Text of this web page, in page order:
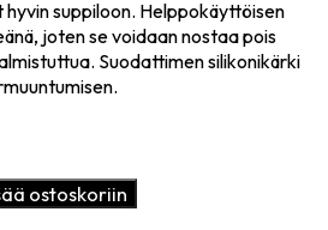
suppiloon. Helppokäyttöisen
joten se voidaan nostaa pois
Suodattimen silikonikärki
ostoskoriin